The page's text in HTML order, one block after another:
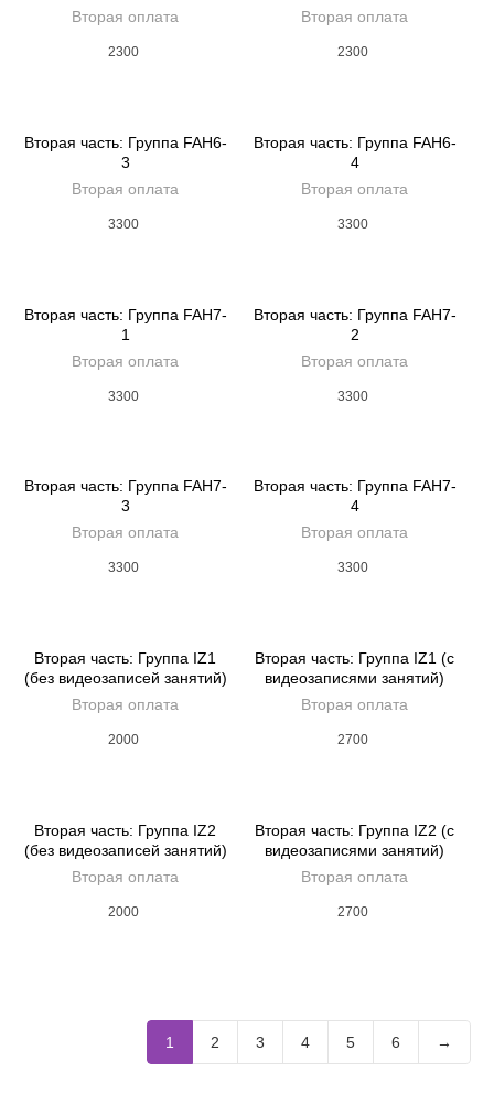
Вторая оплата
2300
Вторая оплата
2300
Вторая часть: Группа FAH6-
3
Вторая оплата
3300
Вторая часть: Группа FAH6-
4
Вторая оплата
3300
Вторая часть: Группа FAH7-
1
Вторая оплата
3300
Вторая часть: Группа FAH7-
2
Вторая оплата
3300
Вторая часть: Группа FAH7-
3
Вторая оплата
3300
Вторая часть: Группа FAH7-
4
Вторая оплата
3300
Вторая часть: Группа IZ1
(без видеозаписей занятий)
Вторая оплата
2000
Вторая часть: Группа IZ1 (с
видеозаписями занятий)
Вторая оплата
2700
Вторая часть: Группа IZ2
(без видеозаписей занятий)
Вторая оплата
2000
Вторая часть: Группа IZ2 (с
видеозаписями занятий)
Вторая оплата
2700
1 2 3 4 5 6 →